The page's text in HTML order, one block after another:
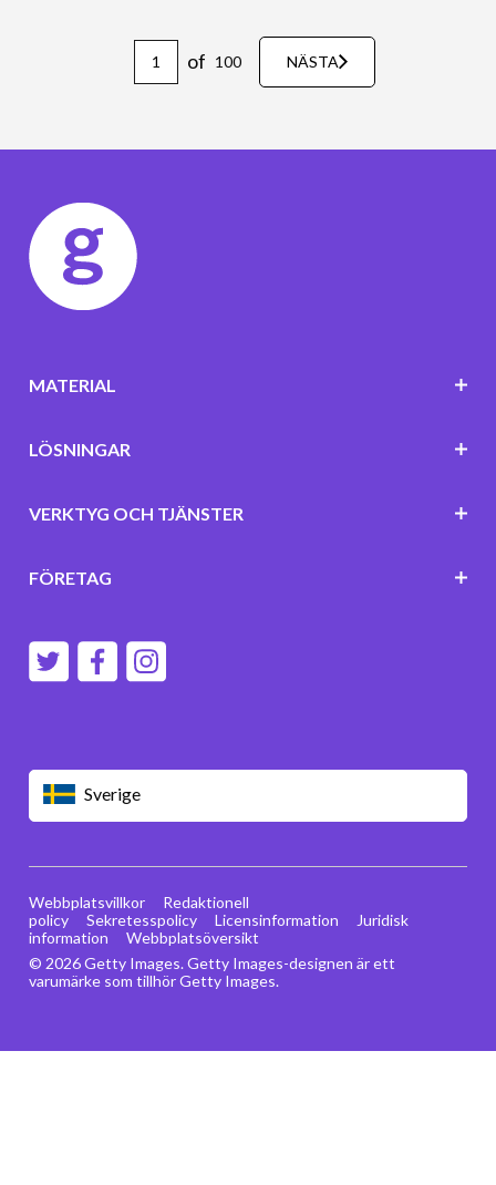
of 100 NÄSTA
Sverige
MATERIAL
LÖSNINGAR
VERKTYG OCH TJÄNSTER
FÖRETAG
© 2026 Getty Images. Getty Images-designen är ett
varumärke som tillhör Getty Images.
Webbplatsvillkor
Redaktionell
policy
Sekretesspolicy Licensinformation
Juridisk
information
Webbplatsöversikt